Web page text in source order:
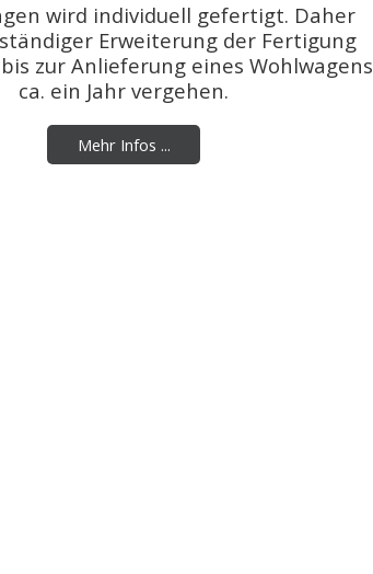
wird individuell gefertigt. Daher
Erweiterung der Fertigung
zur Anlieferung eines Wohlwagens
ca. ein Jahr vergehen.
Mehr Infos ...